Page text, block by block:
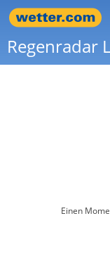
Regenradar
Einen